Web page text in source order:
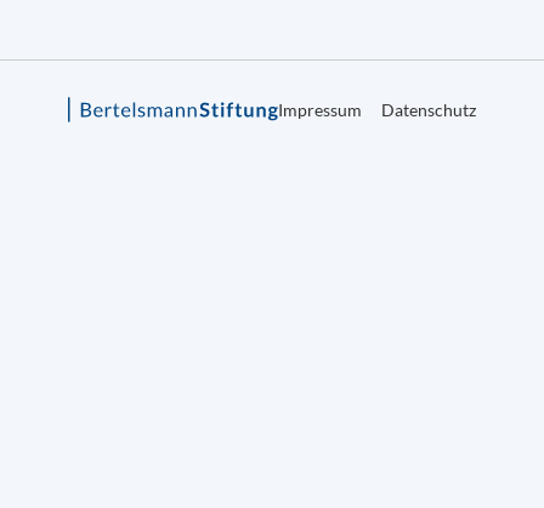
Impressum Datenschutz